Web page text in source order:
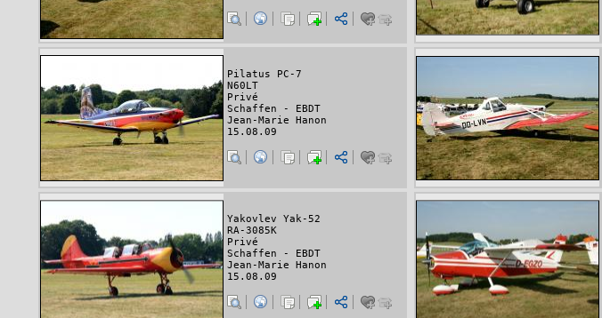
Pilatus PC-7
N60LT
Privé
Schaffen - EBDT
Jean-Marie Hanon
15.08.09
Yakovlev Yak-52
RA-3085K
Privé
Schaffen - EBDT
Jean-Marie Hanon
15.08.09